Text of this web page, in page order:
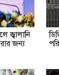
জ্বালানি
জন্য